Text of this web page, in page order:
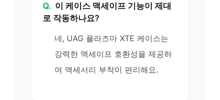
Q. 이 케이스 맥세이프 기능이 제대
로 작동하나요?
네, UAG 플라즈마 XTE 케이스는
강력한 맥세이프 호환성을 제공하
여 액세서리 부착이 편리해요.